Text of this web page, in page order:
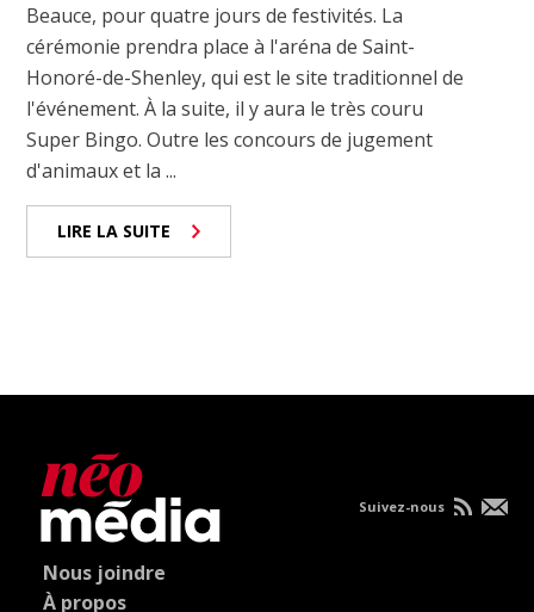
Beauce, pour quatre jours de festivités. La
cérémonie prendra place à l'aréna de Saint-
Honoré-de-Shenley, qui est le site traditionnel de
l'événement. À la suite, il y aura le très couru
Super Bingo. Outre les concours de jugement
d'animaux et la ...
LIRE LA SUITE
Nous joindre
À propos
Suivez-nous